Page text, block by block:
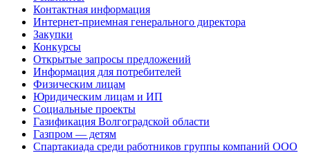
Контактная информация
Интернет-приемная генерального директора
Закупки
Конкурсы
Открытые запросы предложений
Информация для потребителей
Физическим лицам
Юридическим лицам и ИП
Социальные проекты
Газификация Волгоградской области
Газпром — детям
Спартакиада среди работников группы компаний ООО